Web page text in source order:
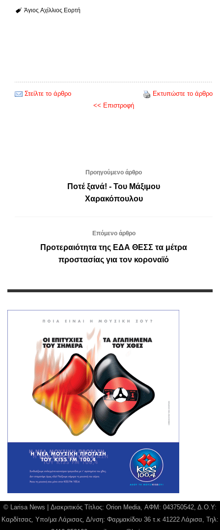
Άγιος Αχίλλιος Εορτή
Στείλτε το άρθρο
Εκτυπώστε το άρθρο
<< Επιστροφή
Προηγούμενο άρθρο
Ποτέ ξανά! - Του Μάξιμου
Χαρακόπουλου
Επόμενο άρθρο
Προτεραιότητα της ΕΔΑ ΘΕΣΣ τα μέτρα
προστασίας για τον κοροναϊό
© Larisa News | Διακριτικός Τίτλος: Orion Media, ΑΦΜ: 043750542, Δ.Ο.Υ:
Καρδίτσας, Υπο/μα Λάρισας, Δ/νση: Φαρμακίδου 36 τ.κ 41222 Λάρισα, Τηλ: